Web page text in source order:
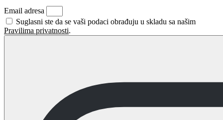
Email adresa
Suglasni ste da se vaši podaci obrađuju u skladu sa našim
Pravilima privatnosti.